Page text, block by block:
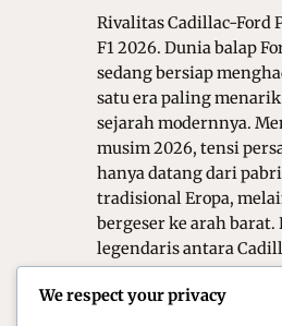
Rivalitas Cadillac-Ford
F1 2026. Dunia balap
sedang bersiap
satu era paling
sejarah modernnya.
musim 2026, tensi
hanya datang dari
tradisional Eropa,
bergeser ke arah barat.
legendaris antara
berpindah dari jalanan
We respect your privacy